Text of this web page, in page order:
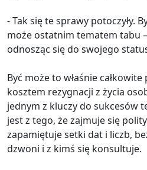
- Tak się te sprawy potoczyły.
może ostatnim tematem tabu
odnosząc się do swojego
Być może to właśnie
kosztem rezygnacji z życia
jednym z kluczy do sukcesów
jest z tego, że zajmuje się
zapamiętuje setki dat i liczb,
dzwoni i z kimś się konsultuje.